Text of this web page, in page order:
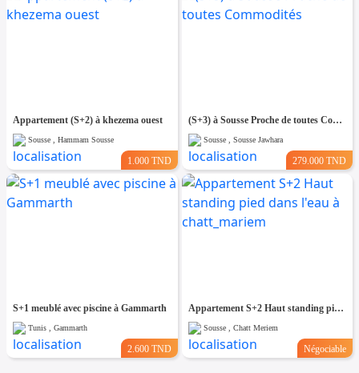
Appartement (S+2) à khezema ouest
Sousse , Hammam Sousse
1.000 TND
(S+3) à Sousse Proche de toutes Commodités
Sousse , Sousse Jawhara
279.000 TND
S+1 meublé avec piscine à Gammarth
Tunis , Gammarth
2.600 TND
Appartement S+2 Haut standing pied dans l'eau à chatt_mariem
Sousse , Chatt Meriem
Négociable